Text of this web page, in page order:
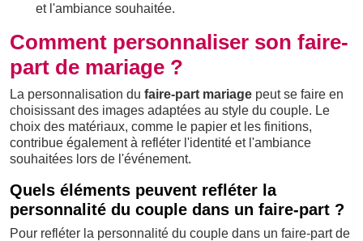
et l'ambiance souhaitée.
Comment personnaliser son faire-
part de mariage ?
La personnalisation du faire-part mariage peut se faire en
choisissant des images adaptées au style du couple. Le
choix des matériaux, comme le papier et les finitions,
contribue également à refléter l'identité et l'ambiance
souhaitées lors de l'événement.
Quels éléments peuvent refléter la
personnalité du couple dans un faire-part ?
Pour refléter la personnalité du couple dans un faire-part de